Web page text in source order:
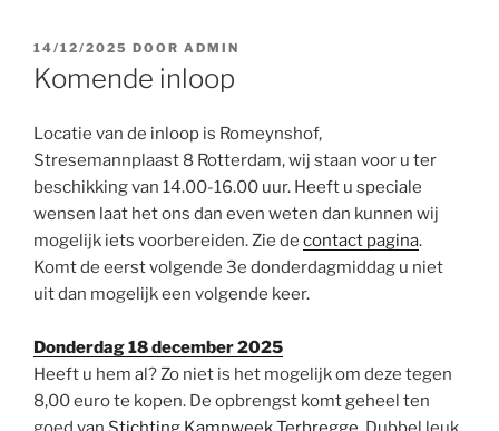
GEPLAATST
OP
14/12/2025 DOOR ADMIN
Komende inloop
Locatie van de inloop is Romeynshof,
Stresemannplaast 8 Rotterdam, wij staan voor u ter
beschikking van 14.00-16.00 uur. Heeft u speciale
wensen laat het ons dan even weten dan kunnen wij
mogelijk iets voorbereiden. Zie de contact pagina.
Komt de eerst volgende 3e donderdagmiddag u niet
uit dan mogelijk een volgende keer.
Donderdag 18 december 2025
Heeft u hem al? Zo niet is het mogelijk om deze tegen
8,00 euro te kopen. De opbrengst komt geheel ten